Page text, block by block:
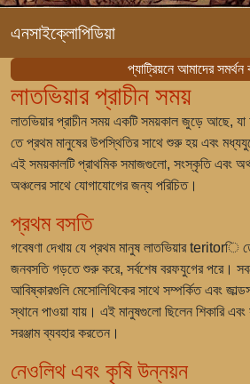
এনসাইক্লোপিডিয়া
প্যাট্রিয়নে আমাদের
লাতভিয়ার প্রাচীন সময়
লাতভিয়ার প্রাচীন সময় একটি সময়কাল জুড়ে আছে,
তে প্রথম মানুষের উপস্থিতির সাথে শুরু হয় এবং
এই সময়কালটি প্রাথমিক সমাজগুলো, সংস্কৃতি এবং
অঞ্চলের সাথে যোগাযোগের জন্য পরিচিত।
প্রথম বসতি
গবেষণা দেখায় যে প্রথম মানুষ লাতভিয়ার teritorি
জনবসতি গড়তে শুরু করে, সর্বশেষ বরফযুগের পরে।
আবিষ্কারগুলি মেসোলিথিকের সাথে সম্পর্কিত এবং
স্থানে পাওয়া যায়। এই মানুষগুলো ছিলেন শিকারি এবং
সরঞ্জাম ব্যবহার করতেন।
নেওলিথ এবং কৃষি উন্নয়ন